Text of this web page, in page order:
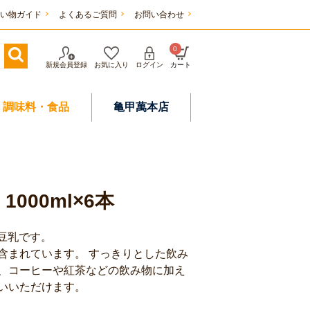
物ガイド よくあるご質問 お問い合わせ
新規会員登録 お気に入り ログイン
0
カート
調味料・食品 亀甲萬本店
本
乳です。
まれています。 すっきりとした飲み
コーヒーや紅茶などの飲み物に加え
いただけます。